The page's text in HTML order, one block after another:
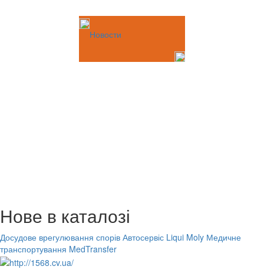
Новости
Нове в каталозі
Досудове врегулювання спорів Автосервіс Liqui Moly Медичне
транспортування MedTransfer